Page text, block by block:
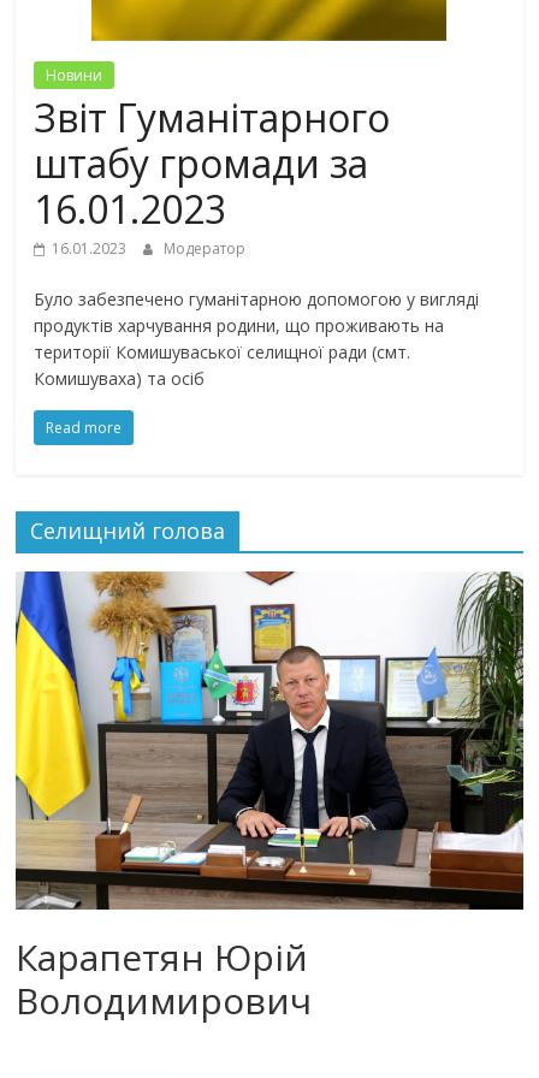
Новини
Звіт Гуманітарного
штабу громади за
16.01.2023
16.01.2023 Модератор
Було забезпечено гуманітарною допомогою у вигляді
продуктів харчування родини, що проживають на
території Комишуваської селищної ради (смт.
Комишуваха) та осіб
Read more
Селищний голова
Карапетян Юрій
Володимирович